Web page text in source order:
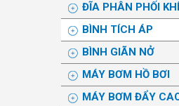
ĐĨA PHÂN PHỐI KHÍ
BÌNH TÍCH ÁP
BÌNH GIÃN NỞ
MÁY BƠM HỒ BƠI
MÁY BƠM ĐẨY